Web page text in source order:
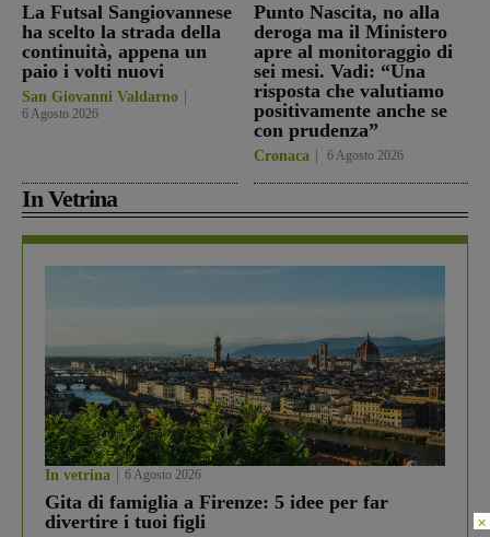
La Futsal Sangiovannese
ha scelto la strada della
continuità, appena un
paio i volti nuovi
San Giovanni Valdarno
6 Agosto 2026
Punto Nascita, no alla
deroga ma il Ministero
apre al monitoraggio di
sei mesi. Vadi: “Una
risposta che valutiamo
positivamente anche se
con prudenza”
Cronaca 6 Agosto 2026
In Vetrina
In vetrina 6 Agosto 2026
Gita di famiglia a Firenze: 5 idee per far
divertire i tuoi figli
×